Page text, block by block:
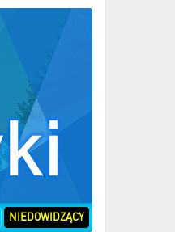
NIEDOWIDZĄCY